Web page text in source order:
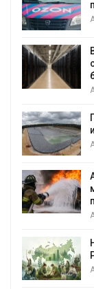
приютов
Авг 7, 2026
В Индии
столкнулся
близости
Авг 7, 2026
Авг 7, 2026
масштабном
Авг 7, 2026
Названы
России по
Авг 7, 2026